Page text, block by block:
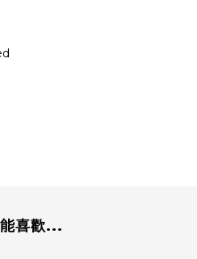
喜歡...